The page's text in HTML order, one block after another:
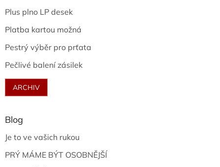
Plus plno LP desek
Platba kartou možná
Pestrý výběr pro prťata
Pečlivé balení zásilek
ARCHIV
Blog
Je to ve vašich rukou
PRÝ MÁME BÝT OSOBNĚJŠÍ